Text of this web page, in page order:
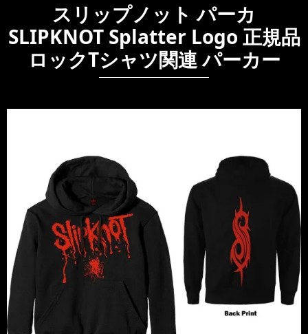
スリップノット パーカ
SLIPKNOT Splatter Logo 正規品
ロックTシャツ関連 パーカー